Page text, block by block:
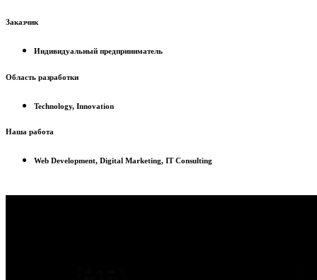
Заказчик
Индивидуальный предприниматель
Область разработки
Technology, Innovation
Наша работа
Web Development, Digital Marketing, IT Consulting